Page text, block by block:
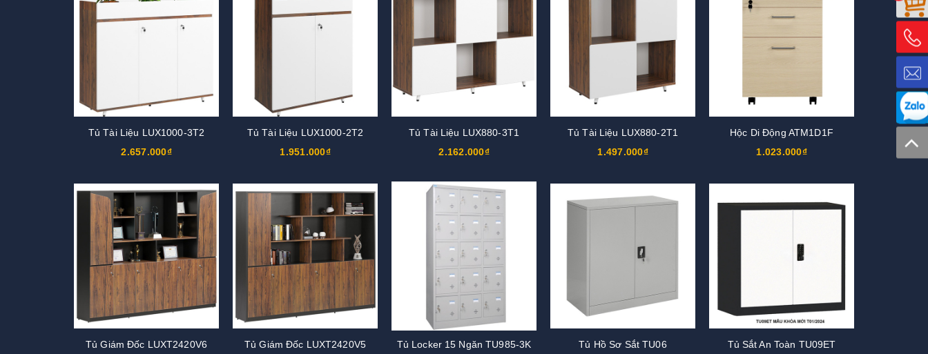
Tủ Tài Liệu LUX1000-3T2
2.657.000₫
Tủ Tài Liệu LUX1000-2T2
1.951.000₫
Tủ Tài Liệu LUX880-3T1
2.162.000₫
Tủ Tài Liệu LUX880-2T1
1.497.000₫
Hộc Di Động ATM1D1F
1.023.000₫
Tủ Giám Đốc LUXT2420V6
Tủ Giám Đốc LUXT2420V5
Tủ Locker 15 Ngăn TU985-3K
Tủ Hồ Sơ Sắt TU06
Tủ Sắt An Toàn TU09ET